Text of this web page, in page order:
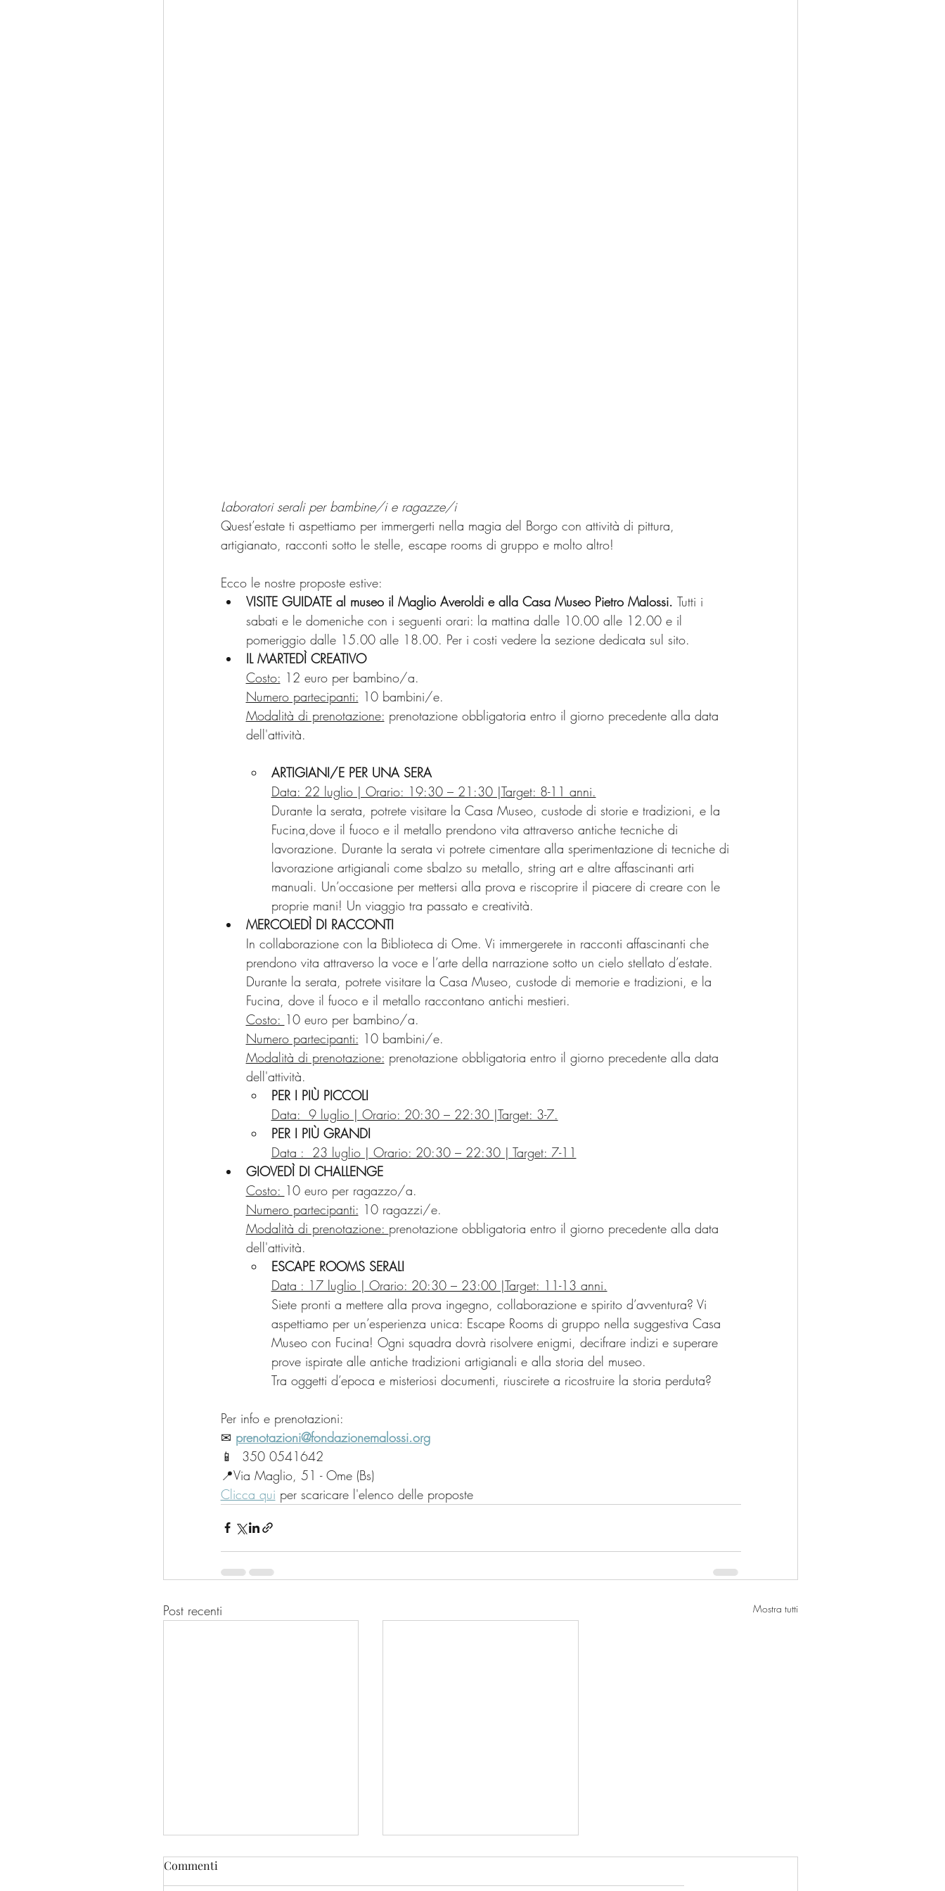
Laboratori serali per bambine/i e ragazze/i
Quest’estate ti aspettiamo per immergerti nella magia del Borgo con attività di pittura,
artigianato, racconti sotto le stelle, escape rooms di gruppo e molto altro!
Ecco le nostre proposte estive:
VISITE GUIDATE al museo il Maglio Averoldi e alla Casa Museo Pietro Malossi. Tutti i
sabati e le domeniche con i seguenti orari: la mattina dalle 10.00 alle 12.00 e il
pomeriggio dalle 15.00 alle 18.00. Per i costi vedere la sezione dedicata sul sito.
IL MARTEDÌ CREATIVO
Costo: 12 euro per bambino/a.
Numero partecipanti: 10 bambini/e.
Modalità di prenotazione: prenotazione obbligatoria entro il giorno precedente alla data
dell'attività.
ARTIGIANI/E PER UNA SERA
Data: 22 luglio | Orario: 19:30 – 21:30 |Target: 8-11 anni.
Durante la serata, potrete visitare la Casa Museo, custode di storie e tradizioni, e la
Fucina,dove il fuoco e il metallo prendono vita attraverso antiche tecniche di
lavorazione. Durante la serata vi potrete cimentare alla sperimentazione di tecniche di
lavorazione artigianali come sbalzo su metallo, string art e altre affascinanti arti
manuali. Un’occasione per mettersi alla prova e riscoprire il piacere di creare con le
proprie mani! Un viaggio tra passato e creatività.
MERCOLEDÌ DI RACCONTI
In collaborazione con la Biblioteca di Ome. Vi immergerete in racconti affascinanti che
prendono vita attraverso la voce e l’arte della narrazione sotto un cielo stellato d’estate.
Durante la serata, potrete visitare la Casa Museo, custode di memorie e tradizioni, e la
Fucina, dove il fuoco e il metallo raccontano antichi mestieri.
Costo: 10 euro per bambino/a.
Numero partecipanti: 10 bambini/e.
Modalità di prenotazione: prenotazione obbligatoria entro il giorno precedente alla data
dell'attività.
PER I PIÙ PICCOLI
Data:  9 luglio | Orario: 20:30 – 22:30 |Target: 3-7.
PER I PIÙ GRANDI
Data :  23 luglio | Orario: 20:30 – 22:30 | Target: 7-11
GIOVEDÌ DI CHALLENGE
Costo: 10 euro per ragazzo/a.
Numero partecipanti: 10 ragazzi/e.
Modalità di prenotazione: prenotazione obbligatoria entro il giorno precedente alla data
dell'attività.
ESCAPE ROOMS SERALI
Data : 17 luglio | Orario: 20:30 – 23:00 |Target: 11-13 anni.
Siete pronti a mettere alla prova ingegno, collaborazione e spirito d’avventura? Vi
aspettiamo per un’esperienza unica: Escape Rooms di gruppo nella suggestiva Casa
Museo con Fucina! Ogni squadra dovrà risolvere enigmi, decifrare indizi e superare
prove ispirate alle antiche tradizioni artigianali e alla storia del museo.
Tra oggetti d’epoca e misteriosi documenti, riuscirete a ricostruire la storia perduta?
Per info e prenotazioni:
✉ prenotazioni@fondazionemalossi.org
📱  350 0541642
📍Via Maglio, 51 - Ome (Bs)
Clicca qui per scaricare l'elenco delle proposte
Post recenti Mostra tutti
Commenti